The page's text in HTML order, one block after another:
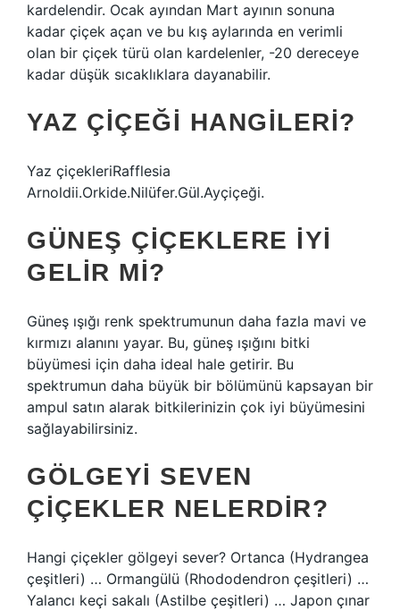
kardelendir. Ocak ayından Mart ayının sonuna
kadar çiçek açan ve bu kış aylarında en verimli
olan bir çiçek türü olan kardelenler, -20 dereceye
kadar düşük sıcaklıklara dayanabilir.
YAZ ÇIÇEĞI HANGILERI?
Yaz çiçekleriRafflesia
Arnoldii.Orkide.Nilüfer.Gül.Ayçiçeği.
GÜNEŞ ÇIÇEKLERE IYI
GELIR MI?
Güneş ışığı renk spektrumunun daha fazla mavi ve
kırmızı alanını yayar. Bu, güneş ışığını bitki
büyümesi için daha ideal hale getirir. Bu
spektrumun daha büyük bir bölümünü kapsayan bir
ampul satın alarak bitkilerinizin çok iyi büyümesini
sağlayabilirsiniz.
GÖLGEYI SEVEN
ÇIÇEKLER NELERDIR?
Hangi çiçekler gölgeyi sever? Ortanca (Hydrangea
çeşitleri) … Ormangülü (Rhododendron çeşitleri) …
Yalancı keçi sakalı (Astilbe çeşitleri) … Japon çınar